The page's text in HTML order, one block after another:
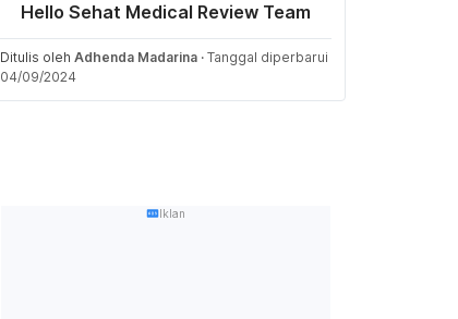
Hello Sehat Medical Review Team
Ditulis oleh Adhenda Madarina · Tanggal diperbarui
04/09/2024
Iklan